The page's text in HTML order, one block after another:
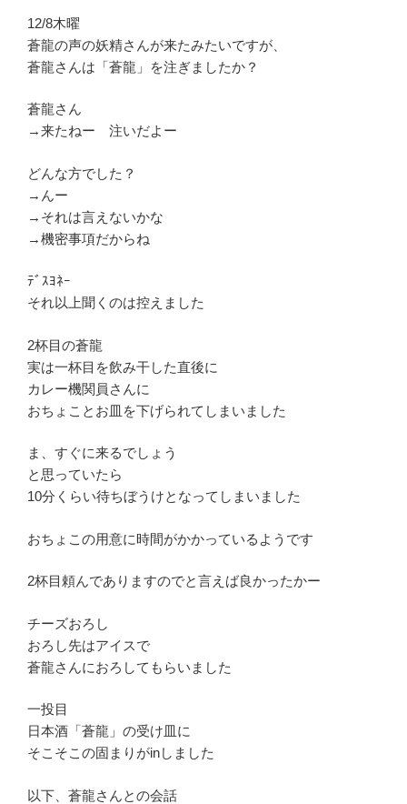
12/8木曜
蒼龍の声の妖精さんが来たみたいですが、
蒼龍さんは「蒼龍」を注ぎましたか？
蒼龍さん
→来たねー 注いだよー
どんな方でした？
→んー
→それは言えないかな
→機密事項だからね
ﾃﾞｽﾖﾈｰ
それ以上聞くのは控えました
2杯目の蒼龍
実は一杯目を飲み干した直後に
カレー機関員さんに
おちょことお皿を下げられてしまいました
ま、すぐに来るでしょう
と思っていたら
10分くらい待ちぼうけとなってしまいました
おちょこの用意に時間がかかっているようです
2杯目頼んでありますのでと言えば良かったかー
チーズおろし
おろし先はアイスで
蒼龍さんにおろしてもらいました
一投目
日本酒「蒼龍」の受け皿に
そこそこの固まりがinしました
以下、蒼龍さんとの会話